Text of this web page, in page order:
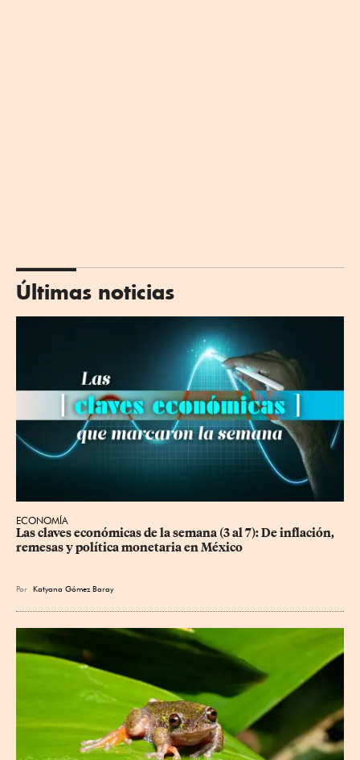
Últimas noticias
ECONOMÍA
Las claves económicas de la semana (3 al 7): De inflación,
remesas y política monetaria en México
Por Katyana Gómez Baray